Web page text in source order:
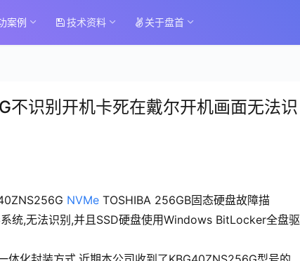
案例 技术资料 关于盘首
识别开机卡死在戴尔开机画面无法识
NVMe TOSHIBA 256GB固态硬盘故障描
统,无法识别,并且SSD硬盘使用Windows BitLocker全盘驱